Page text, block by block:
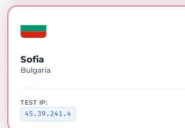
Sofia
Bulgaria
TEST IP:
45.39.241.4